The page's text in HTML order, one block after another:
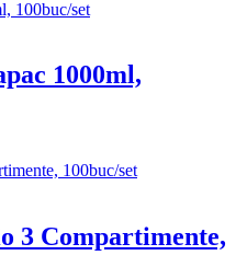
1000ml,
3 Compartimente,